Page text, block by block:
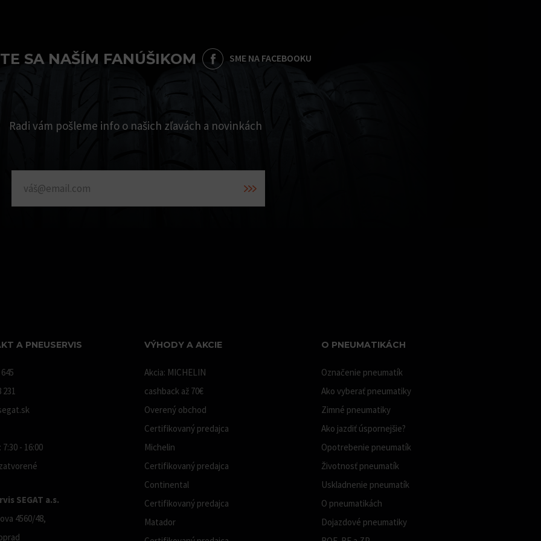
SA NAŠÍM FANÚŠIKOM SME NA FACEBOOKU
Radi vám pošleme info o našich zľavách a novinkách
A PNEUSERVIS
231
- 16:00
SEGAT a.s.
4560/48,
VÝHODY A AKCIE
Akcia: MICHELIN
cashback až 70€
Overený obchod
Certifikovaný predajca
Michelin
Certifikovaný predajca
Continental
Certifikovaný predajca
Matador
O PNEUMATIKÁCH
Označenie pneumatík
Ako vyberať pneumatiky
Zimné pneumatiky
Ako jazdiť úspornejšie?
Opotrebenie pneumatík
Životnosť pneumatík
Uskladnenie pneumatík
O pneumatikách
Dojazdové pneumatiky